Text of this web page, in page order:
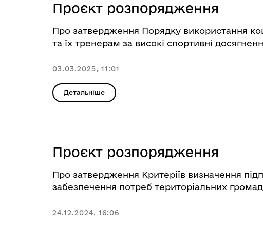
Проєкт розпорядження
Про затвердження Порядку використання
та їх тренерам за високі спортивні
03.03.2025, 11:01
Детальніше
Проєкт розпорядження
Про затвердження Критеріїв визначення
забезпечення потреб територіальних
24.12.2024, 16:06